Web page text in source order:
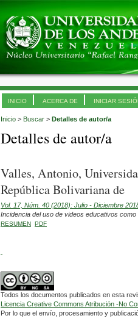
INICIO ACERCA DE INICIAR
Inicio > Buscar > Detalles de autor/a
Detalles de autor/a
Valles, Antonio,
República Bolivariana de
Vol. 17, Núm. 40 (2018): Julio - Diciembre
Incidencia del uso de videos educativos
RESUMEN PDF
Todos los documentos publicados en esta
Licencia Creative Commons Atribución -No
Por lo que el envío, procesamiento y